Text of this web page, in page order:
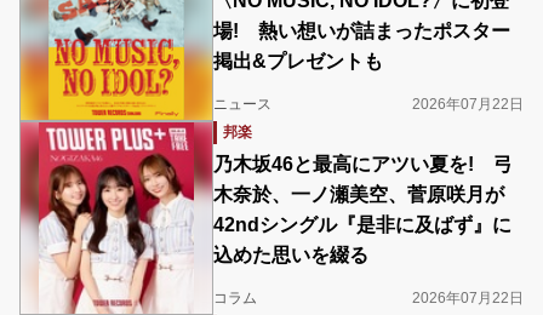
場! 熱い想いが詰まったポスター
掲出&プレゼントも
ニュース
2026年07月22日
邦楽
乃木坂46と最高にアツい夏を! 弓
木奈於、一ノ瀬美空、菅原咲月が
42ndシングル『是非に及ばず』に
込めた思いを綴る
コラム
2026年07月22日